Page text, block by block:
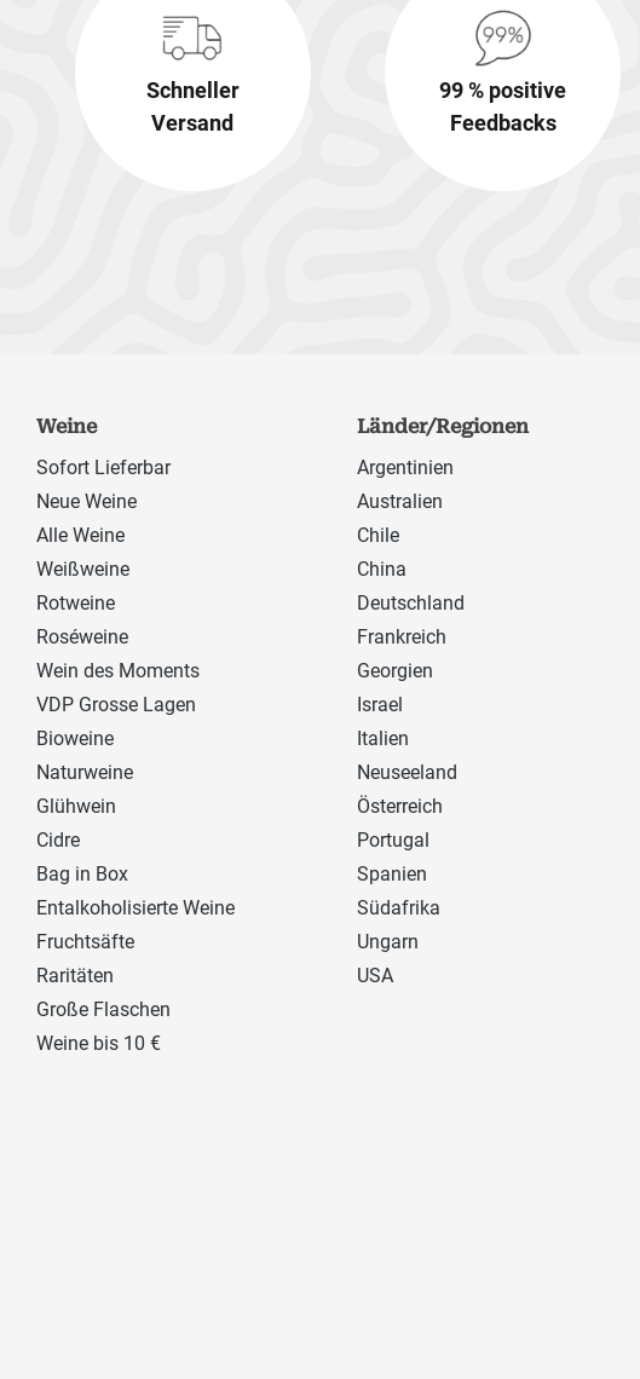
Schneller
Versand
99 % positive
Feedbacks
Weine
Sofort Lieferbar
Neue Weine
Alle Weine
Weißweine
Rotweine
Roséweine
Wein des Moments
VDP Grosse Lagen
Bioweine
Naturweine
Glühwein
Cidre
Bag in Box
Entalkoholisierte Weine
Fruchtsäfte
Raritäten
Große Flaschen
Weine bis 10 €
Länder/Regionen
Argentinien
Australien
Chile
China
Deutschland
Frankreich
Georgien
Israel
Italien
Neuseeland
Österreich
Portugal
Spanien
Südafrika
Ungarn
USA